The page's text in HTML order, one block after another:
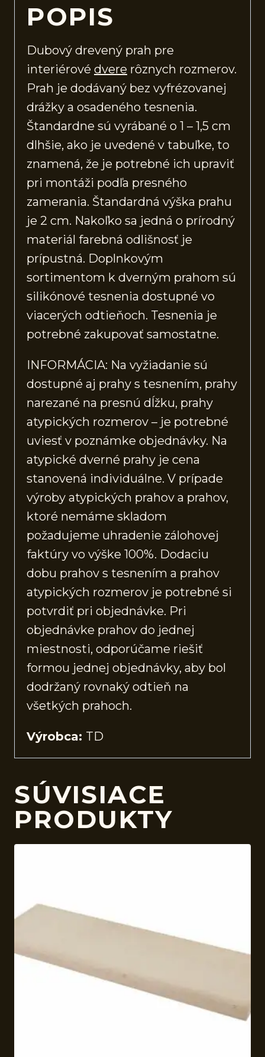
POPIS
Dubový drevený prah pre
interiérové dvere rôznych rozmerov.
Prah je dodávaný bez vyfrézovanej
drážky a osadeného tesnenia.
Štandardne sú vyrábané o 1 – 1,5 cm
dlhšie, ako je uvedené v tabuľke, to
znamená, že je potrebné ich upraviť
pri montáži podľa presného
zamerania. Štandardná výška prahu
je 2 cm. Nakoľko sa jedná o prírodný
materiál farebná odlišnosť je
prípustná. Doplnkovým
sortimentom k dverným prahom sú
silikónové tesnenia dostupné vo
viacerých odtieňoch. Tesnenia je
potrebné zakupovať samostatne.
INFORMÁCIA: Na vyžiadanie sú
dostupné aj prahy s tesnením, prahy
narezané na presnú dĺžku, prahy
atypických rozmerov – je potrebné
uviesť v poznámke objednávky. Na
atypické dverné prahy je cena
stanovená individuálne. V prípade
výroby atypických prahov a prahov,
ktoré nemáme skladom
požadujeme uhradenie zálohovej
faktúry vo výške 100%. Dodaciu
dobu prahov s tesnením a prahov
atypických rozmerov je potrebné si
potvrdiť pri objednávke. Pri
objednávke prahov do jednej
miestnosti, odporúčame riešiť
formou jednej objednávky, aby bol
dodržaný rovnaký odtieň na
všetkých prahoch.
Výrobca: TD
SÚVISIACE
PRODUKTY